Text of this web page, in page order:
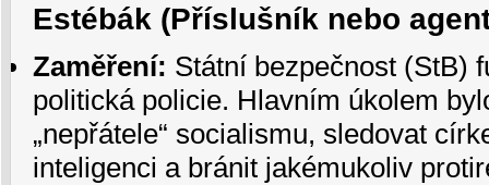
Estébák (Příslušník nebo
Zaměření: Státní bezpečnost (StB)
politická policie. Hlavním úkolem
„nepřátele“ socialismu, sledovat
inteligenci a bránit jakémukoliv